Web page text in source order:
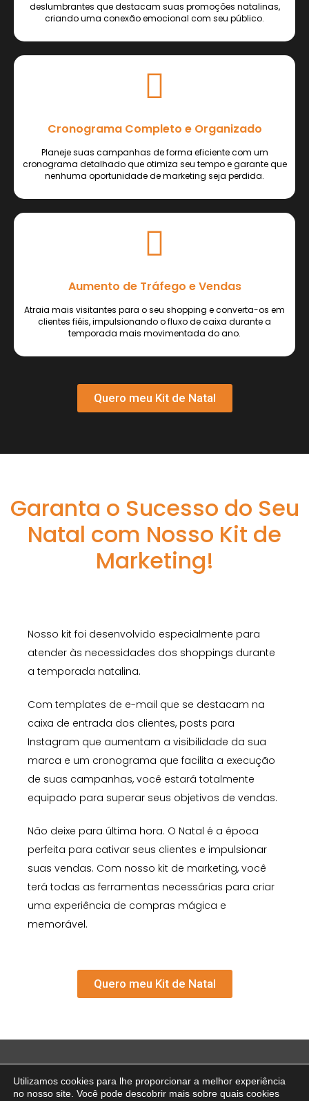
deslumbrantes que destacam suas promoções natalinas,
criando uma conexão emocional com seu público.
Cronograma Completo e Organizado
Planeje suas campanhas de forma eficiente com um
cronograma detalhado que otimiza seu tempo e garante que
nenhuma oportunidade de marketing seja perdida.
Aumento de Tráfego e Vendas
Atraia mais visitantes para o seu shopping e converta-os em
clientes fiéis, impulsionando o fluxo de caixa durante a
temporada mais movimentada do ano.
Quero meu Kit de Natal
Garanta o Sucesso do Seu
Natal com Nosso Kit de
Marketing!
Nosso kit foi desenvolvido especialmente para
atender às necessidades dos shoppings durante
a temporada natalina.
Com templates de e-mail que se destacam na
caixa de entrada dos clientes, posts para
Instagram que aumentam a visibilidade da sua
marca e um cronograma que facilita a execução
de suas campanhas, você estará totalmente
equipado para superar seus objetivos de vendas.
Não deixe para última hora. O Natal é a época
perfeita para cativar seus clientes e impulsionar
suas vendas. Com nosso kit de marketing, você
terá todas as ferramentas necessárias para criar
uma experiência de compras mágica e
memorável.
Quero meu Kit de Natal
Não fique para trás e junte-se ao grupo de empresas que estão
inovando o processo decisório.
Utilizamos cookies para lhe proporcionar a melhor experiência
no nosso site. Você pode descobrir mais sobre quais cookies